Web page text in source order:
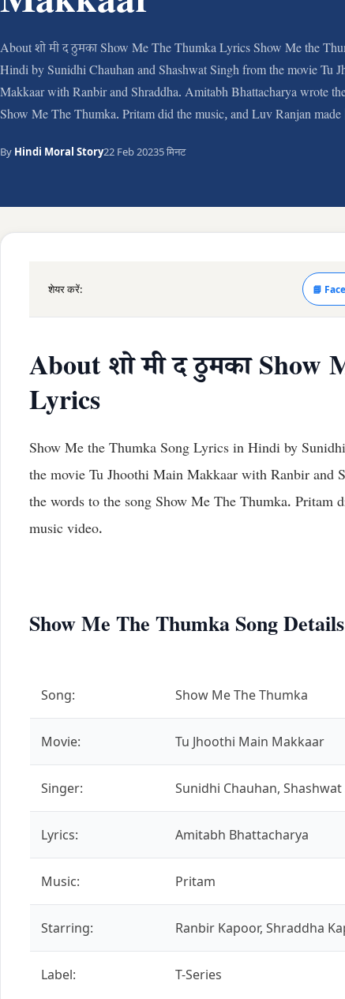
About शो मी द ठुमका Show Me The Thumka Lyrics Show Me the
Hindi by Sunidhi Chauhan and Shashwat Singh from the movie Tu
Makkaar with Ranbir and Shraddha. Amitabh Bhattacharya wrote
Show Me The Thumka. Pritam did the music, and Luv Ranjan
By Hindi Moral Story22 Feb 20235 मिनट
शेयर करें: 📘
About शो मी द ठुमका Show
Lyrics
Show Me the Thumka Song Lyrics in Hindi by
the movie Tu Jhoothi Main Makkaar with Ranbir and
the words to the song Show Me The Thumka. Pritam
music video.
Show Me The Thumka Song
Song: Show Me The Thumka
Movie: Tu Jhoothi Main Makkaar
Singer: Sunidhi Chauhan, Shashwat
Lyrics: Amitabh Bhattacharya
Music: Pritam
Starring: Ranbir Kapoor, Shraddha
Label: T-Series